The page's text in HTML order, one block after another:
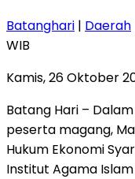
Batanghari | Daerah
WIB
Kamis, 26 Oktober
Batang Hari –
peserta magang,
Hukum Ekonomi
Institut Agama